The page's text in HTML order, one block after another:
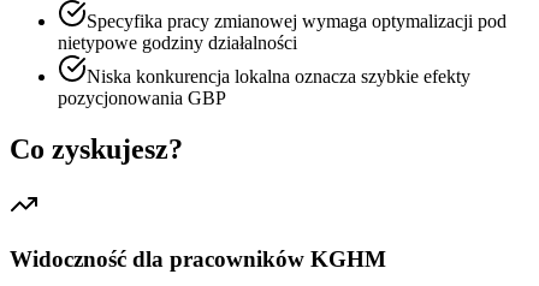
Specyfika pracy zmianowej wymaga optymalizacji pod
nietypowe godziny działalności
Niska konkurencja lokalna oznacza szybkie efekty
pozycjonowania GBP
Co zyskujesz?
Widoczność dla pracowników KGHM